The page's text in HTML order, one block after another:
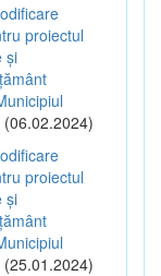
proiectul
și
(06.02.2024)
proiectul
și
(25.01.2024)